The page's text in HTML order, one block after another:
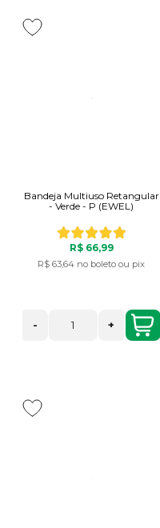
Bandeja Multiuso Retangular
- Verde - P (EWEL)
R$ 66,99
R$ 63,64 no boleto ou pix
- +